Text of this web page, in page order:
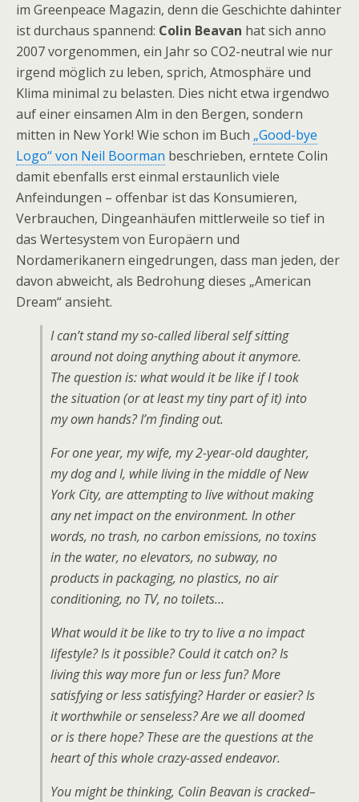
im Greenpeace Magazin, denn die Geschichte dahinter
ist durchaus spannend: Colin Beavan hat sich anno
2007 vorgenommen, ein Jahr so CO2-neutral wie nur
irgend möglich zu leben, sprich, Atmosphäre und
Klima minimal zu belasten. Dies nicht etwa irgendwo
auf einer einsamen Alm in den Bergen, sondern
mitten in New York! Wie schon im Buch „Good-bye
Logo“ von Neil Boorman beschrieben, erntete Colin
damit ebenfalls erst einmal erstaunlich viele
Anfeindungen – offenbar ist das Konsumieren,
Verbrauchen, Dingeanhäufen mittlerweile so tief in
das Wertesystem von Europäern und
Nordamerikanern eingedrungen, dass man jeden, der
davon abweicht, als Bedrohung dieses „American
Dream“ ansieht.
I can’t stand my so-called liberal self sitting
around not doing anything about it anymore.
The question is: what would it be like if I took
the situation (or at least my tiny part of it) into
my own hands? I’m finding out.
For one year, my wife, my 2-year-old daughter,
my dog and I, while living in the middle of New
York City, are attempting to live without making
any net impact on the environment. In other
words, no trash, no carbon emissions, no toxins
in the water, no elevators, no subway, no
products in packaging, no plastics, no air
conditioning, no TV, no toilets…
What would it be like to try to live a no impact
lifestyle? Is it possible? Could it catch on? Is
living this way more fun or less fun? More
satisfying or less satisfying? Harder or easier? Is
it worthwhile or senseless? Are we all doomed
or is there hope? These are the questions at the
heart of this whole crazy-assed endeavor.
You might be thinking, Colin Beavan is cracked–